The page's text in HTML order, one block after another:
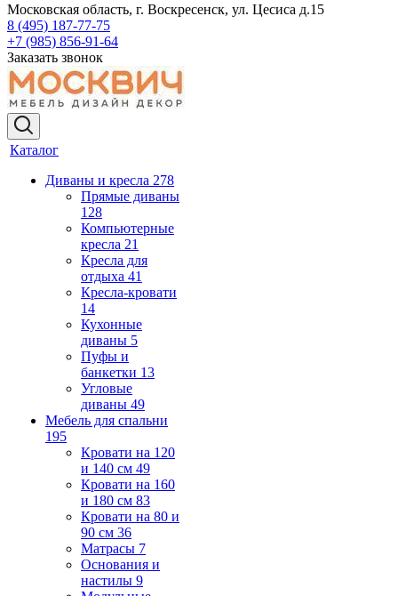
Московская область, г. Воскресенск, ул. Цесиса д.15
8 (495) 187-77-75
+7 (985) 856-91-64
Заказать звонок
Каталог
Диваны и кресла 278
Прямые диваны
128
Компьютерные
кресла 21
Кресла для
отдыха 41
Кресла-кровати
14
Кухонные
диваны 5
Пуфы и
банкетки 13
Угловые
диваны 49
Мебель для спальни
195
Кровати на 120
и 140 см 49
Кровати на 160
и 180 см 83
Кровати на 80 и
90 см 36
Матрасы 7
Основания и
настилы 9